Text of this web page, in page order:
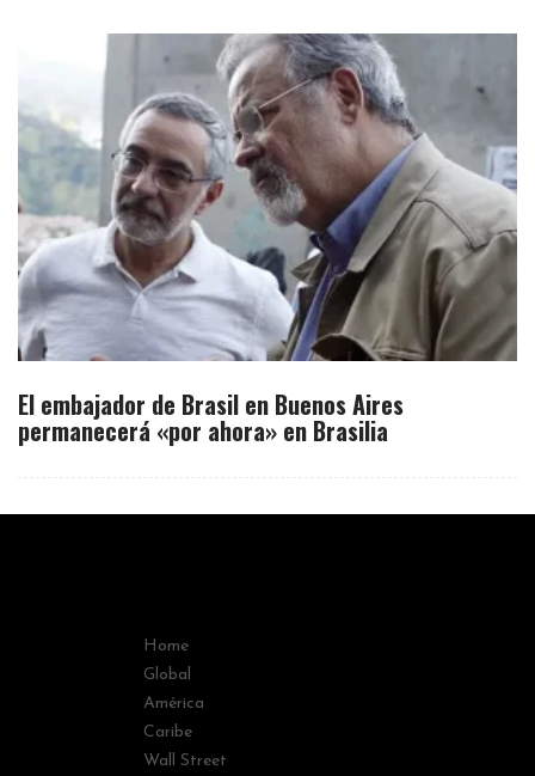
El embajador de Brasil en Buenos Aires
permanecerá «por ahora» en Brasilia
Home
Global
América
Caribe
Wall Street